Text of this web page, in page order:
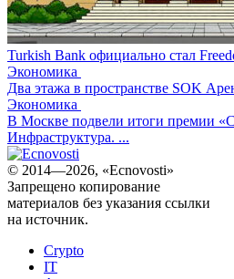
Turkish Bank официально стал
Экономика
Два этажа в пространстве SOK
Экономика
В Москве подвели итоги премии
Инфраструктура. ...
© 2014—2026, «Ecnovosti»
Запрещено копирование
материалов без указания ссылки
на источник.
Crypto
IT